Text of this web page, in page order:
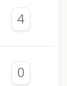
4
0